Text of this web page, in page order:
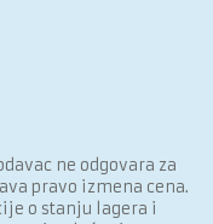
ne odgovara za
pravo izmena cena.
o stanju lagera i